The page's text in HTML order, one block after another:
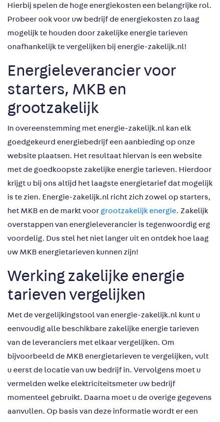
Hierbij spelen de hoge energiekosten een belangrijke rol.
Probeer ook voor uw bedrijf de energiekosten zo laag
mogelijk te houden door zakelijke energie tarieven
onafhankelijk te vergelijken bij energie-zakelijk.nl!
Energieleverancier voor
starters, MKB en
grootzakelijk
In overeenstemming met energie-zakelijk.nl kan elk
goedgekeurd energiebedrijf een aanbieding op onze
website plaatsen. Het resultaat hiervan is een website
met de goedkoopste zakelijke energie tarieven. Hierdoor
krijgt u bij ons altijd het laagste energietarief dat mogelijk
is te zien. Energie-zakelijk.nl richt zich zowel op starters,
het MKB en de markt voor grootzakelijk energie. Zakelijk
overstappen van energieleverancier is tegenwoordig erg
voordelig. Dus stel het niet langer uit en ontdek hoe laag
uw MKB energietarieven kunnen zijn!
Werking zakelijke energie
tarieven vergelijken
Met de vergelijkingstool van energie-zakelijk.nl kunt u
eenvoudig alle beschikbare zakelijke energie tarieven
van de leveranciers met elkaar vergelijken. Om
bijvoorbeeld de MKB energietarieven te vergelijken, vult
u eerst de locatie van uw bedrijf in. Vervolgens moet u
vermelden welke elektriciteitsmeter uw bedrijf
momenteel gebruikt. Daarna moet u de overige gegevens
aanvullen. Op basis van deze informatie wordt er een